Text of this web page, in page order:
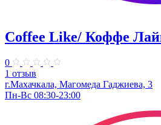
Coffee Like/ Коффе
0
1 отзыв
г.Махачкала, Магомеда Гаджиева, 3
Пн-Вс 08:30-23:00